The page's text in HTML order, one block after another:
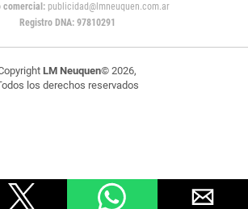
comercial: publicidad@lmneuquen.com.ar
Registro DNA: 97810291
LM Neuquen© 2026,
los derechos reservados